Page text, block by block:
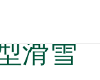
滑雪